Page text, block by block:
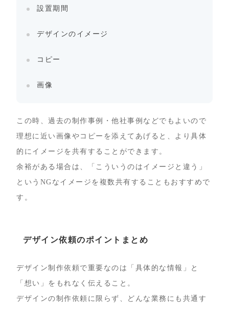
設置期間
デザインのイメージ
コピー
画像
この時、過去の制作事例・他社事例などでもよいので
理想に近い画像やコピーを添えてあげると、より具体
的にイメージを共有することができます。
余裕がある場合は、「こういうのはイメージと違う」
というNGなイメージを複数共有することもおすすめで
す。
デザイン依頼のポイントまとめ
デザイン制作依頼で重要なのは「具体的な情報」と
「想い」をもれなく伝えること。
デザインの制作依頼に限らず、どんな業務にも共通す